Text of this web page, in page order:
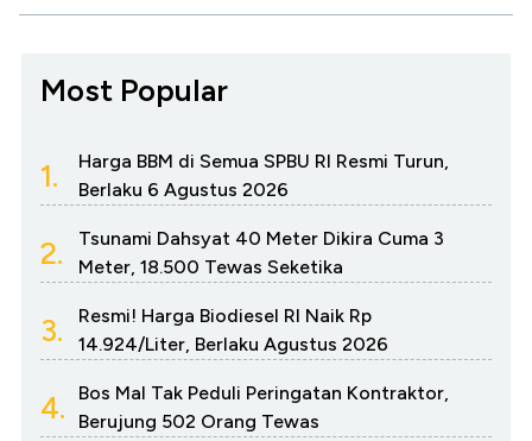
Most Popular
1.
Harga BBM di Semua SPBU RI Resmi Turun,
Berlaku 6 Agustus 2026
2.
Tsunami Dahsyat 40 Meter Dikira Cuma 3
Meter, 18.500 Tewas Seketika
3.
Resmi! Harga Biodiesel RI Naik Rp
14.924/Liter, Berlaku Agustus 2026
4.
Bos Mal Tak Peduli Peringatan Kontraktor,
Berujung 502 Orang Tewas